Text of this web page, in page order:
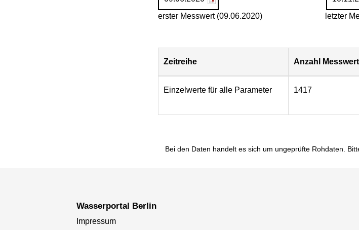
erster Messwert (09.06.2020) letzter
Zeitreihe Anzahl
Einzelwerte für alle Parameter 1417
Bei den Daten handelt es sich um ungeprüfte Rohdaten.
Wasserportal Berlin
Impressum